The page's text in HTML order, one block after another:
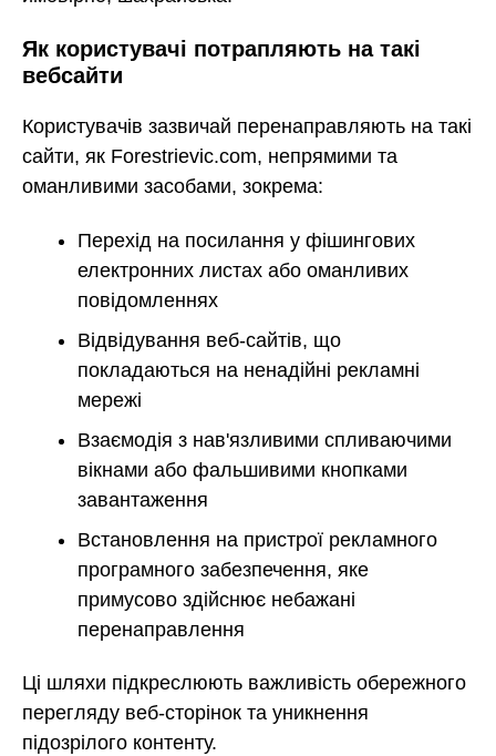
Як користувачі потрапляють на такі
вебсайти
Користувачів зазвичай перенаправляють на такі
сайти, як Forestrievic.com, непрямими та
оманливими засобами, зокрема:
Перехід на посилання у фішингових
електронних листах або оманливих
повідомленнях
Відвідування веб-сайтів, що
покладаються на ненадійні рекламні
мережі
Взаємодія з нав'язливими спливаючими
вікнами або фальшивими кнопками
завантаження
Встановлення на пристрої рекламного
програмного забезпечення, яке
примусово здійснює небажані
перенаправлення
Ці шляхи підкреслюють важливість обережного
перегляду веб-сторінок та уникнення
підозрілого контенту.